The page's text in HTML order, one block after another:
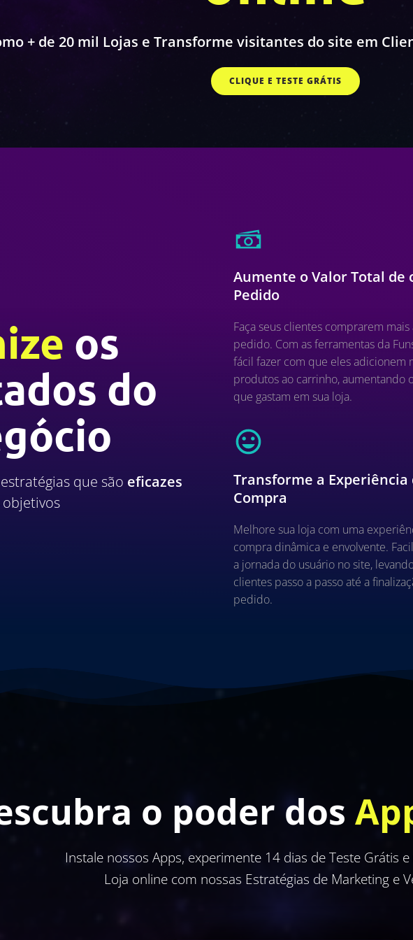
+ de 20 mil Lojas e Transforme visitantes do site em
CLIQUE E TESTE GRÁTIS
os
do
que são eficazes
Aumente o Valor Total de
Pedido
Faça seus clientes comprarem mais
pedido. Com as ferramentas da
fácil fazer com que eles adicionem
produtos ao carrinho, aumentando
que gastam em sua loja.
Transforme a Experiência
Compra
Melhore sua loja com uma
compra dinâmica e envolvente.
a jornada do usuário no site,
clientes passo a passo até a
pedido.
o poder dos
Instale nossos Apps, experimente 14 dias de Teste Grátis
Loja online com nossas Estratégias de Marketing e